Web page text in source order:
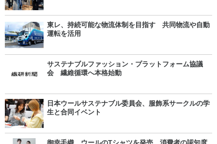
東レ、持続可能な物流体制を目指す 共同物流や自動
運転を活用
サステナブルファッション・プラットフォーム協議
会 繊維循環へ本格始動
日本ウールサステナブル委員会、服飾系サークルの学
生と合同イベント